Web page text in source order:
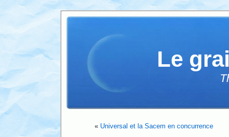
Le
« Universal et la Sacem en concurrence